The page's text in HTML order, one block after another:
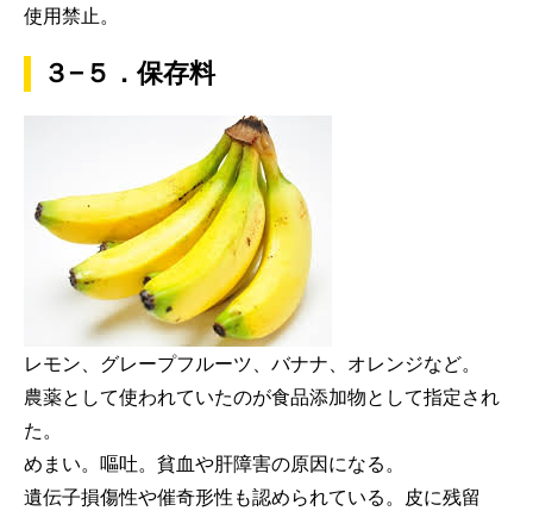
使用禁止。
３−５．保存料
レモン、グレープフルーツ、バナナ、オレンジなど。
農薬として使われていたのが食品添加物として指定され
た。
めまい。嘔吐。貧血や肝障害の原因になる。
遺伝子損傷性や催奇形性も認められている。皮に残留